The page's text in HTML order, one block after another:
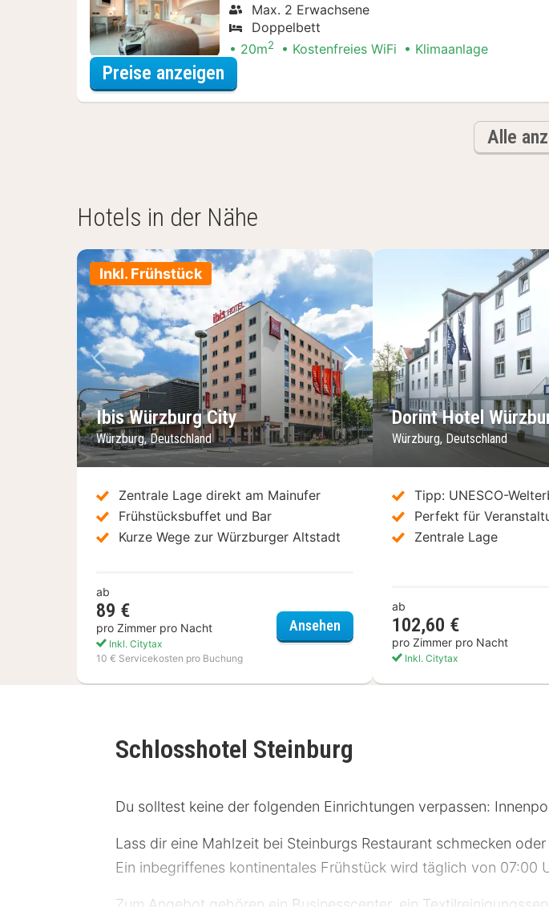
Max. 2 Erwachsene
Doppelbett
20m2 Kostenfreies WiFi Klimaanlage
Preise anzeigen
Alle
Hotels in der Nähe
Inkl. Frühstück
Vorheriges Bild
Nächstes Bild
Ibis Würzburg City
Würzburg, Deutschland
Zentrale Lage direkt am Mainufer
Frühstücksbuffet und Bar
Kurze Wege zur Würzburger Altstadt
ab
89 €
pro Zimmer pro Nacht
Inkl. Citytax
10 € Servicekosten pro Buchung
AnsehenIbis Würzburg City
Vorheriges Bild
Dorint Hotel
Würzburg, Deutschland
Tipp: UNESCO-
Perfekt für
Zentrale Lage
ab
102,60 €
pro Zimmer pro Nacht
Inkl. Citytax
Schlosshotel Steinburg
Du solltest keine der folgenden Einrichtungen verpassen:
Lass dir eine Mahlzeit bei Steinburgs Restaurant schmecken
Ein inbegriffenes kontinentales Frühstück wird täglich von 07:00